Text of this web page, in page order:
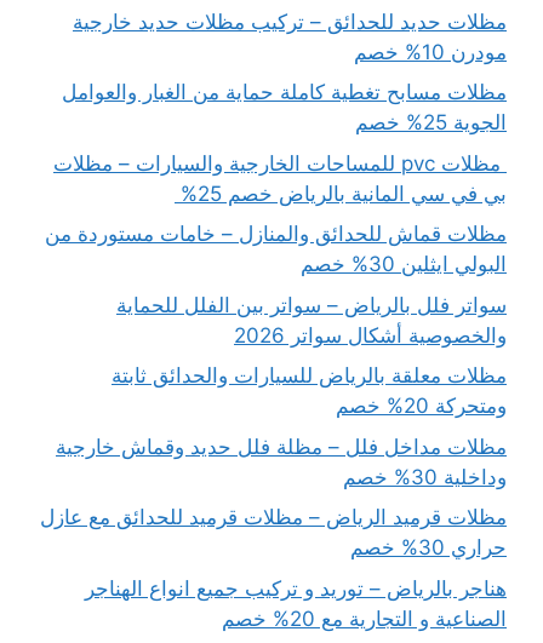
مظلات حديد للحدائق – تركيب مظلات حديد خارجية
مودرن 10% خصم
مظلات مسابح تغطية كاملة حماية من الغبار والعوامل
الجوية 25% خصم
مظلات pvc للمساحات الخارجية والسيارات – مظلات
بي في سي المانية بالرياض خصم 25%
مظلات قماش للحدائق والمنازل – خامات مستوردة من
البولي ايثلين 30% خصم
سواتر فلل بالرياض – سواتر بين الفلل للحماية
والخصوصية أشكال سواتر 2026
مظلات معلقة بالرياض للسيارات والحدائق ثابتة
ومتحركة 20% خصم
مظلات مداخل فلل – مظلة فلل حديد وقماش خارجية
وداخلية 30% خصم
مظلات قرميد الرياض – مظلات قرميد للحدائق مع عازل
حراري 30% خصم
هناجر بالرياض – توريد و تركيب جميع انواع الهناجر
الصناعية و التجارية مع 20% خصم